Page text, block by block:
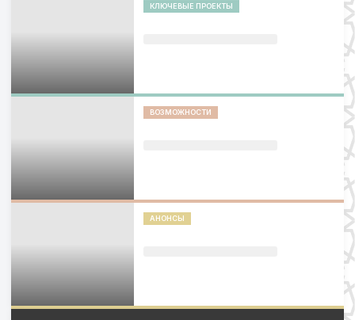
КЛЮЧЕВЫЕ ПРОЕКТЫ
ВОЗМОЖНОСТИ
АНОНСЫ